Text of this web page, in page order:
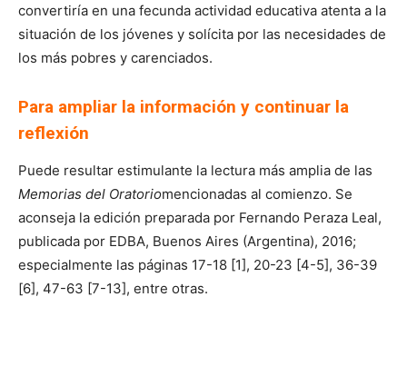
convertiría en una fecunda actividad educativa atenta a la
situación de los jóvenes y solícita por las necesidades de
los más pobres y carenciados.
Para ampliar la información y continuar la
reflexión
Puede resultar estimulante la lectura más amplia de las
Memorias del Oratoriomencionadas al comienzo. Se
aconseja la edición preparada por Fernando Peraza Leal,
publicada por EDBA, Buenos Aires (Argentina), 2016;
especialmente las páginas 17-18 [1], 20-23 [4-5], 36-39
[6], 47-63 [7-13], entre otras.